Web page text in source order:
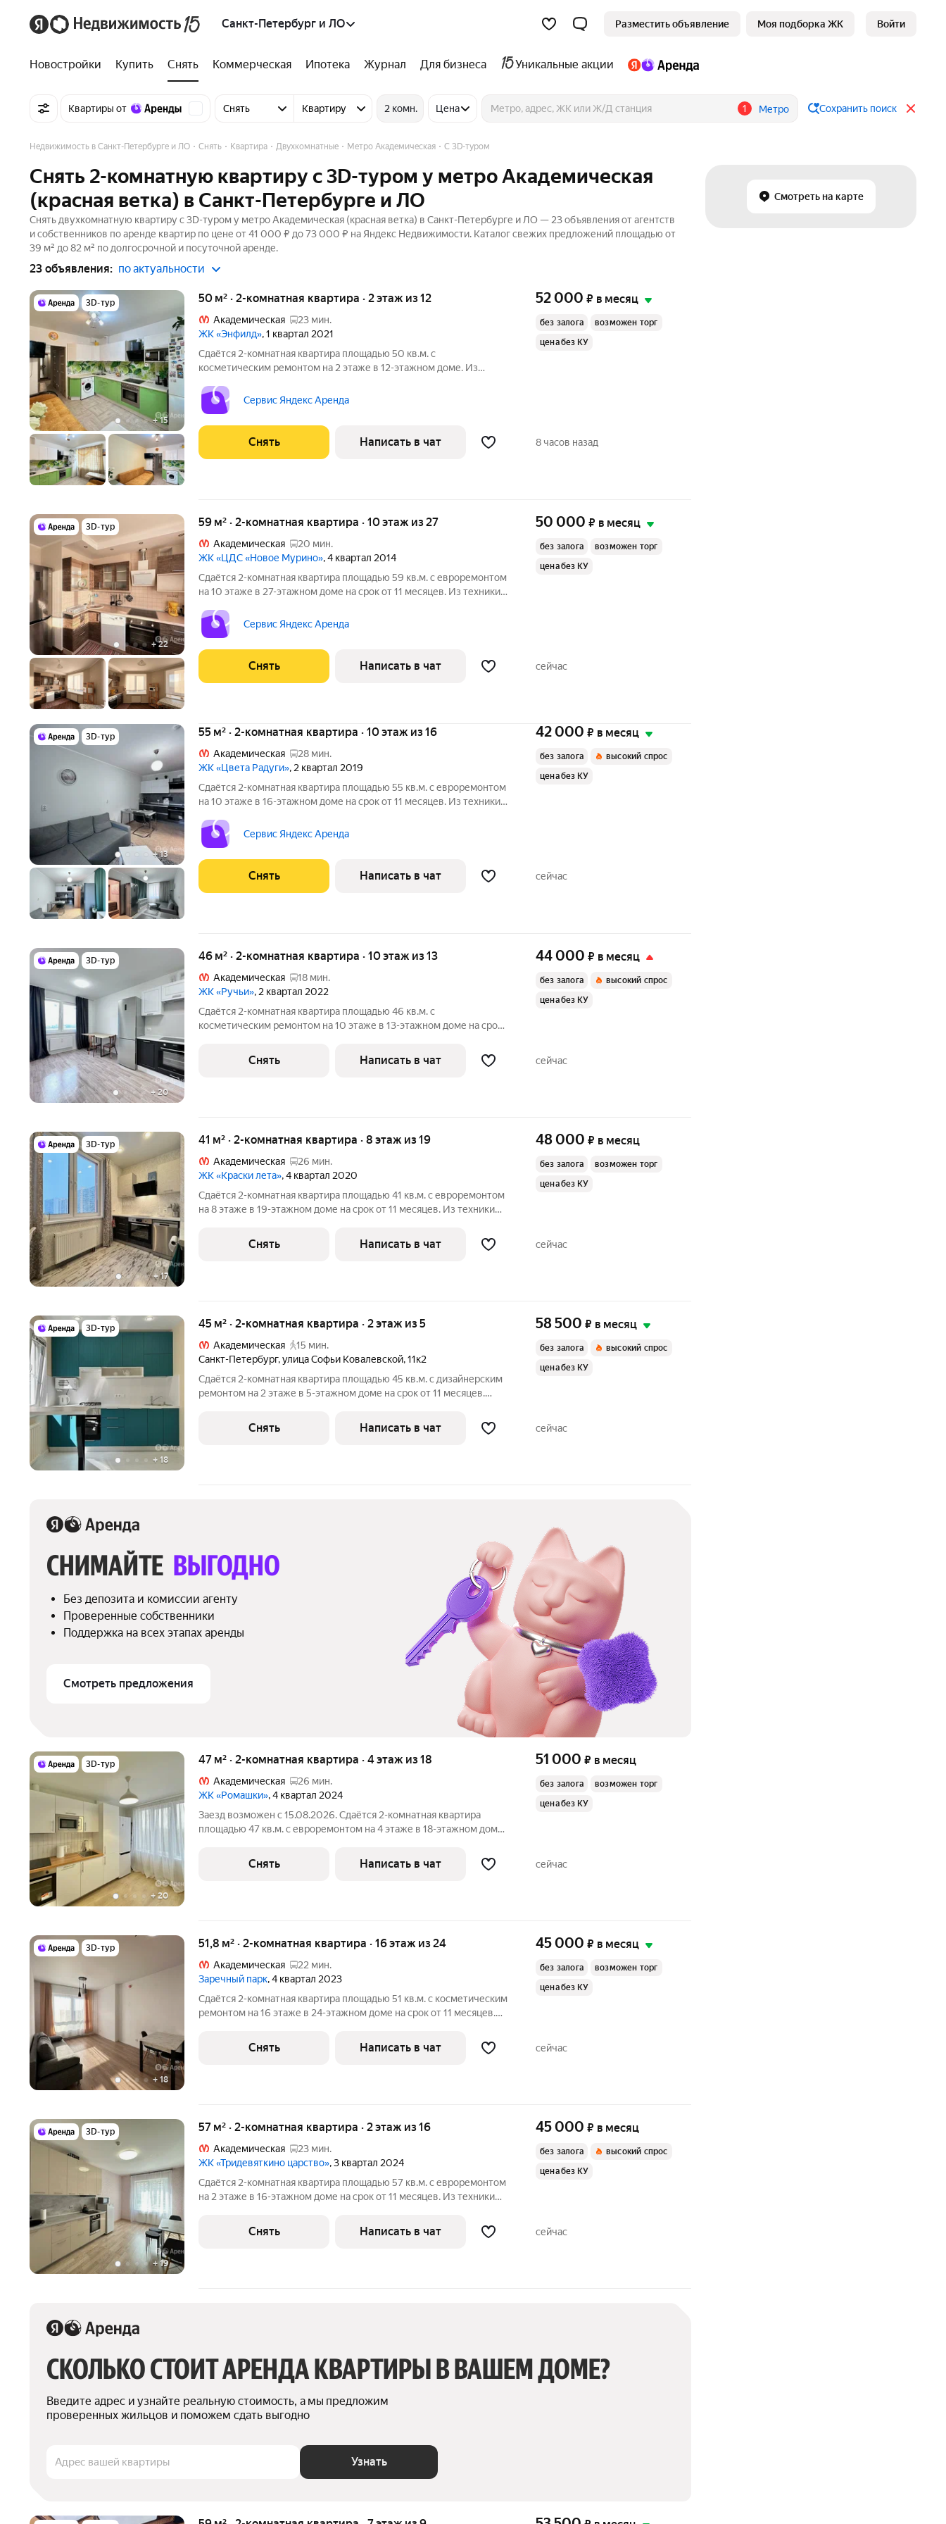
Санкт-Петербург и ЛО Разместить объявление Моя подборка ЖК Войти
Новостройки Купить Снять Коммерческая Ипотека Журнал Для бизнеса Уникальные акции
Квартиры от Снять Квартиру 2 комн. Цена 1 Метро Сохранить поиск
Смотреть на карте
Недвижимость в Санкт-Петербурге и ЛО Снять Квартира Двухкомнатные Метро Академическая C 3D-туром
Снять 2-комнатную квартиру c 3D-туром у метро Академическая
(красная ветка) в Санкт-Петербурге и ЛО
Снять двухкомнатную квартиру c 3D-туром у метро Академическая (красная ветка) в Санкт-Петербурге и ЛО — 23 объявления от агентств
и собственников по аренде квартир по цене от 41 000 ₽ до 73 000 ₽ на Яндекс Недвижимости. Каталог свежих предложений площадью от
39 м² до 82 м² по долгосрочной и посуточной аренде.
23 объявления: по актуальности
3D-тур
+15
50 м² · 2-комнатная квартира · 2 этаж из 12
Академическая
23 мин.
ЖК «Энфилд», 1 квартал 2021
Сдаётся 2-комнатная квартира площадью 50 кв.м. с
косметическим ремонтом на 2 этаже в 12-этажном доме. Из
Холодильник Посудомоечная машина Микроволновка Дом -
монолитный, окна выходят во
Сервис Яндекс Аренда
52 000 ₽ в месяц
без залога
возможен торг
цена без КУ
Снять Написать в чат 8 часов назад
3D-тур
+22
59 м² · 2-комнатная квартира · 10 этаж из 27
Академическая
20 мин.
ЖК «ЦДС «Новое Мурино», 4 квартал 2014
Сдаётся 2-комнатная квартира площадью 59 кв.м. с евроремонтом
на 10 этаже в 27-этажном доме на срок от 11 месяцев. Из техники
Сервис Яндекс Аренда
50 000 ₽ в месяц
без залога
возможен торг
цена без КУ
Снять Написать в чат сейчас
3D-тур
+13
55 м² · 2-комнатная квартира · 10 этаж из 16
Академическая
28 мин.
ЖК «Цвета Радуги», 2 квартал 2019
Сдаётся 2-комнатная квартира площадью 55 кв.м. с евроремонтом
на 10 этаже в 16-этажном доме на срок от 11 месяцев. Из техники
Микроволновка Дом - монолитный, окна выходят во двор. В
подъезде 2
Сервис Яндекс Аренда
42 000 ₽ в месяц
без залога
высокий спрос
цена без КУ
Снять Написать в чат сейчас
3D-тур
+ 20
46 м² · 2-комнатная квартира · 10 этаж из 13
Академическая
18 мин.
ЖК «Ручьи», 2 квартал 2022
Сдаётся 2-комнатная квартира площадью 46 кв.м. с
косметическим ремонтом на 10 этаже в 13-этажном доме на срок
Холодильник Посудомоечная машина Кондиционер
Микроволновка Пылесос Дом
44 000 ₽ в месяц
без залога
высокий спрос
цена без КУ
Снять Написать в чат сейчас
3D-тур
+17
41 м² · 2-комнатная квартира · 8 этаж из 19
Академическая
26 мин.
ЖК «Краски лета», 4 квартал 2020
Сдаётся 2-комнатная квартира площадью 41 кв.м. с евроремонтом
на 8 этаже в 19-этажном доме на срок от 11 месяцев. Из техники
Посудомоечная машина Дом - монолитный, окна выходят на
48 000 ₽ в месяц
без залога
возможен торг
цена без КУ
Снять Написать в чат сейчас
3D-тур
+ 18
45 м² · 2-комнатная квартира · 2 этаж из 5
Академическая
15 мин.
Санкт-Петербург,улица Софьи Ковалевской,11к2
Сдаётся 2-комнатная квартира площадью 45 кв.м. с дизайнерским
ремонтом на 2 этаже в 5-этажном доме на срок от 11 месяцев.
капитального ремонта. Из техники есть: Духовой шкаф
Стиральная машина
58 500 ₽ в месяц
без залога
высокий спрос
цена без КУ
Снять Написать в чат сейчас
СНИМАЙТЕ ВЫГОДНО
Без депозита и комиссии агенту
Проверенные собственники
Поддержка на всех этапах аренды
Смотреть предложения
3D-тур
+20
47 м² · 2-комнатная квартира · 4 этаж из 18
Академическая
26 мин.
ЖК «Ромашки», 4 квартал 2024
Заезд возможен с 15.08.2026. Сдаётся 2-комнатная квартира
площадью 47 кв.м. с евроремонтом на 4 этаже в 18-этажном доме
Стиральная машина Холодильник Посудомоечная машина
51 000 ₽ в месяц
без залога
возможен торг
цена без КУ
Снять Написать в чат сейчас
3D-тур
+ 18
51,8 м² · 2-комнатная квартира · 16 этаж из 24
Академическая
22 мин.
Заречный парк, 4 квартал 2023
Сдаётся 2-комнатная квартира площадью 51 кв.м. с косметическим
ремонтом на 16 этаже в 24-этажном доме на срок от 11 месяцев.
Микроволновка Дом - монолитный, окна выходят на улицу. Есть
45 000 ₽ в месяц
без залога
возможен торг
цена без КУ
Снять Написать в чат сейчас
3D-тур
+19
57 м² · 2-комнатная квартира · 2 этаж из 16
Академическая
23 мин.
ЖК «Тридевяткино царство», 3 квартал 2024
Сдаётся 2-комнатная квартира площадью 57 кв.м. с евроремонтом
на 2 этаже в 16-этажном доме на срок от 11 месяцев. Из техники
Микроволновка Пылесос Дом - монолитный, окна выходят на
45 000 ₽ в месяц
без залога
высокий спрос
цена без КУ
Снять Написать в чат сейчас
СКОЛЬКО СТОИТ АРЕНДА КВАРТИРЫ В ВАШЕМ ДОМЕ?
Введите адрес и узнайте реальную стоимость, а мы предложим
проверенных жильцов и поможем сдать выгодно
Адрес вашей квартиры Узнать